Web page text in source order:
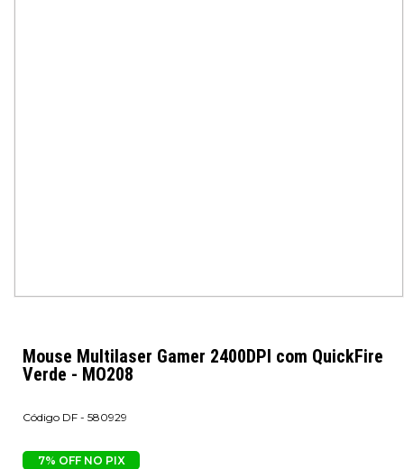
Mouse Multilaser Gamer 2400DPI com QuickFire
Verde - MO208
DF - 580929
7% OFF NO PIX